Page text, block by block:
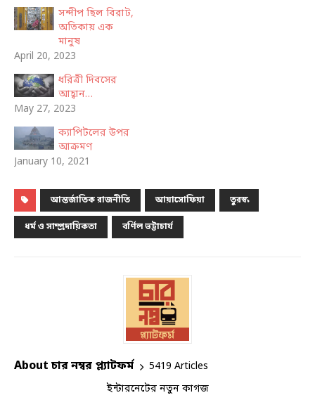
সন্দীপ ছিল বিরাট,
অতিকায় এক
মানুষ
April 20, 2023
ধরিত্রী দিবসের
আহ্বান…
May 27, 2023
ক্যাপিটলের উপর
আক্রমণ
January 10, 2021
আন্তর্জাতিক রাজনীতি আয়াসোফিয়া তুরস্ক
ধর্ম ও সাম্প্রদায়িকতা বর্ণিল ভট্টাচার্য
About চার নম্বর প্ল্যাটফর্ম
5419 Articles
ইন্টারনেটের নতুন কাগজ